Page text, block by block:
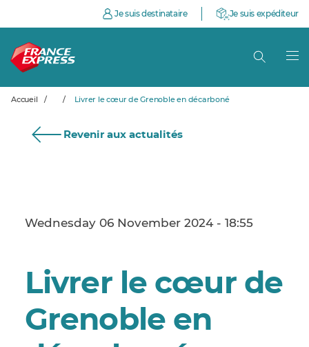
Je suis destinataire Je suis expéditeur
Accueil / / Livrer le cœur de Grenoble en décarboné
Revenir aux actualités
Wednesday 06 November 2024 - 18:55
Livrer le cœur de
Grenoble en